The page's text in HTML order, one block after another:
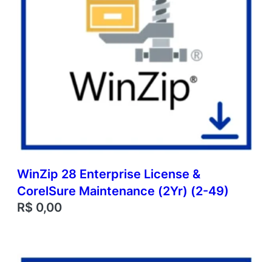
WinZip 28 Enterprise License &
CorelSure Maintenance (2Yr) (2-49)
R$ 0,00